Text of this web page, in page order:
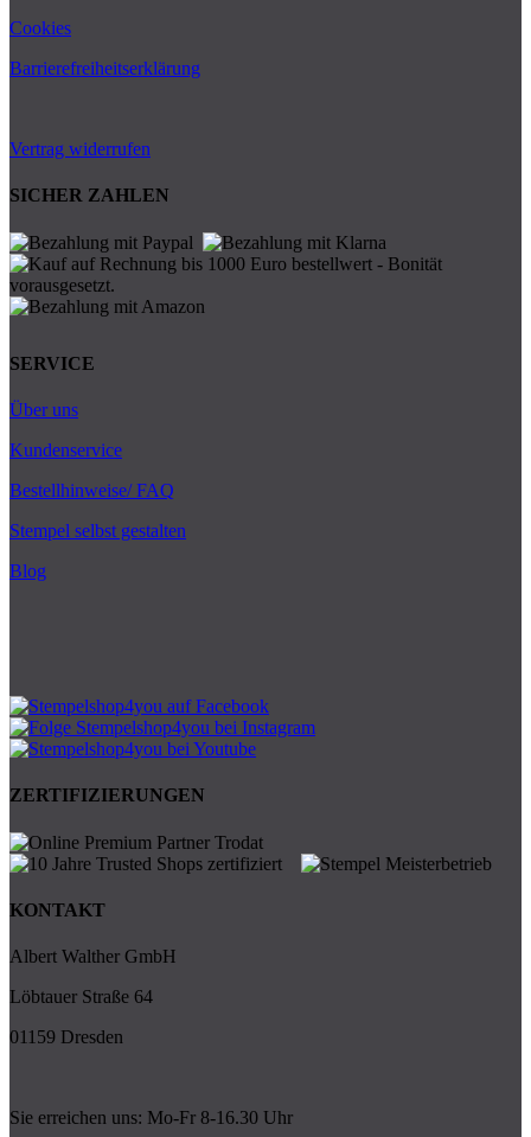
Cookies
Barrierefreiheitserklärung
Vertrag widerrufen
SICHER ZAHLEN
SERVICE
Über uns
Kundenservice
Bestellhinweise/ FAQ
Stempel selbst gestalten
Blog
ZERTIFIZIERUNGEN
KONTAKT
Albert Walther GmbH
Löbtauer Straße 64
01159 Dresden
Sie erreichen uns: Mo-Fr 8-16.30 Uhr